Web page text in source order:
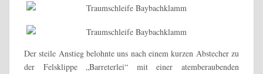
Der steile Anstieg belohnte uns nach einem kurzen Abstecher zu
der Felsklippe „Barreterlei“ mit einer atemberaubenden